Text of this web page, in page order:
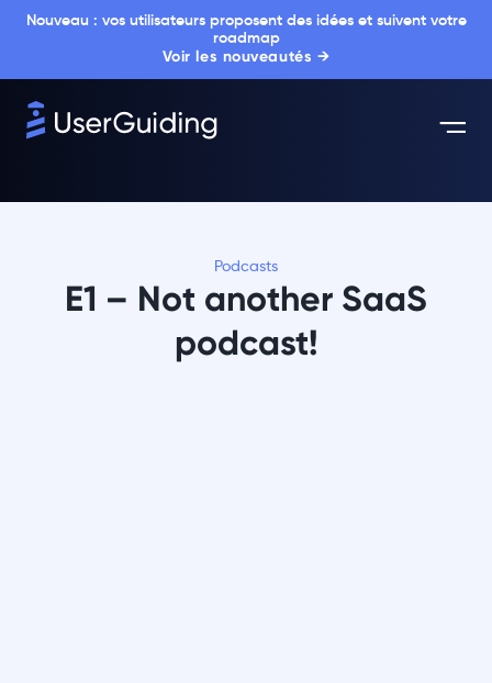
Nouveau : vos utilisateurs proposent des idées et suivent votre
roadmap
Voir les nouveautés →
Podcasts
E1 – Not another SaaS
podcast!